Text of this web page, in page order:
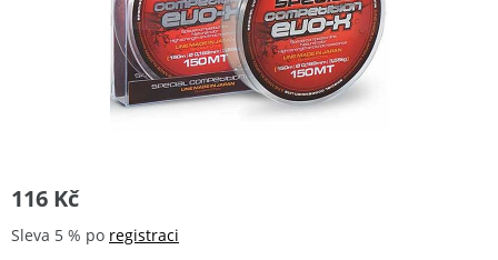
116 Kč
Sleva 5 % po registraci